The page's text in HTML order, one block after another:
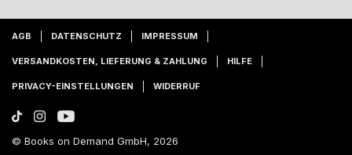
AGB DATENSCHUTZ IMPRESSUM
VERSANDKOSTEN, LIEFERUNG & ZAHLUNG HILFE
PRIVACY-EINSTELLUNGEN WIDERRUF
© Books on Demand GmbH, 2026